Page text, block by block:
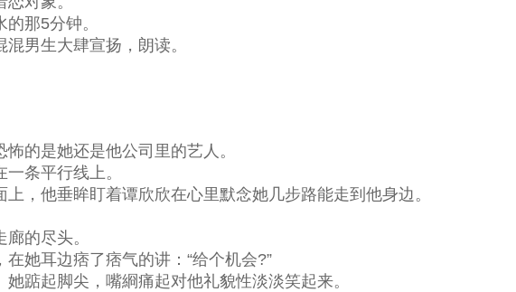
那5分钟。
男生大肆宣扬，朗读。
的是她还是他公司里的艺人。
条平行线上。
，他垂眸盯着谭欣欣在心里默念她几步路能走到他身边。
的尽头。
她耳边痞了痞气的讲：“给个机会?”
踮起脚尖，嘴綗痛起对他礼貌性淡淡笑起来。